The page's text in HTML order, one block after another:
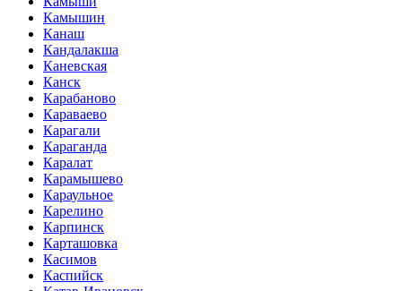
Камышин
Канаш
Кандалакша
Каневская
Канск
Карабаново
Караваево
Карагали
Караганда
Каралат
Карамышево
Караульное
Карелино
Карпинск
Карташовка
Касимов
Каспийск